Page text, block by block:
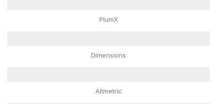
PlumX
Dimensions
Altmetric